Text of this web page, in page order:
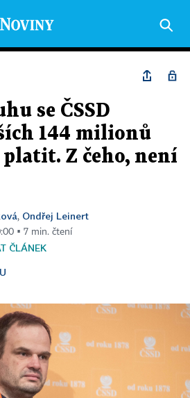
se ČSSD
144 milionů
platit. Z čeho, není
, Ondřej Leinert
▪ 7 min. čtení
ČLÁNEK